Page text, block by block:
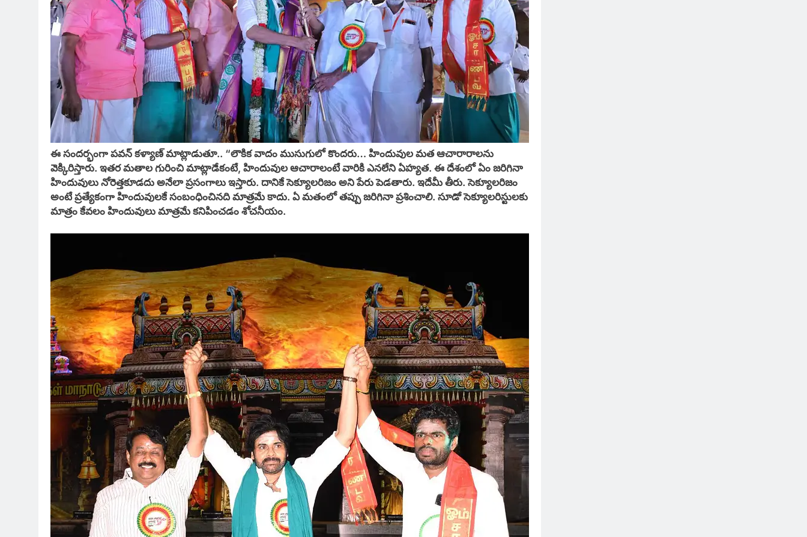
ఈ సందర్భంగా పవన్ కళ్యాణ్ మాట్లాడుతూ.. “లౌకిక వాదం ముసుగులో కొందరు… హిందువుల మత ఆచారారాలను
వెక్కిరిస్తారు. ఇతర మతాల గురించి మాట్లాడేకంటే, హిందువుల ఆచారాలంటే వారికి ఎనలేని ఏహ్యత. ఈ దేశంలో ఏం జరిగినా
హిందువులు నోరెత్తకూడదు అనేలా ప్రసంగాలు ఇస్తారు. దానికే సెక్యూలరిజం అని పేరు పెడతారు. ఇదేమీ తీరు. సెక్యూలరిజం
అంటే ప్రత్యేకంగా హిందువులకే సంబంధించినది మాత్రమే కాదు. ఏ మతంలో తప్పు జరిగినా ప్రశించాలి. సూడో సెక్యూలరిస్టులకు
మాత్రం కేవలం హిందువులు మాత్రమే కనిపించడం శోచనీయం.